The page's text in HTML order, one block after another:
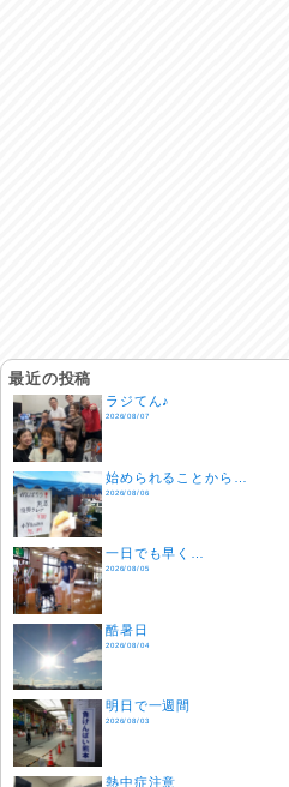
最近の投稿
ラジてん♪
2026/08/07
始められることから…
2026/08/06
一日でも早く…
2026/08/05
酷暑日
2026/08/04
明日で一週間
2026/08/03
熱中症注意